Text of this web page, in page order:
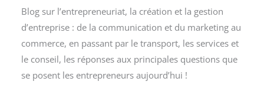
Blog sur l’entrepreneuriat, la création et la gestion
d’entreprise : de la communication et du marketing au
commerce, en passant par le transport, les services et
le conseil, les réponses aux principales questions que
se posent les entrepreneurs aujourd’hui !